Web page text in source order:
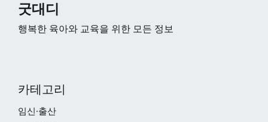
굿대디
행복한 육아와 교육을 위한 모든 정보
카테고리
임신·출산